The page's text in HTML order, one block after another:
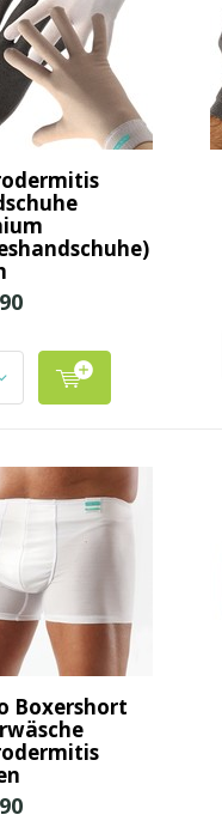
Boxershort